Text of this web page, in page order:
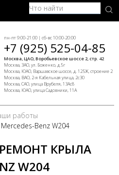
пн-пт 9:00-21:00 | сб-вс 10:00-20:00
+7 (925) 525-04-85
Москва, ЦАО, Воробьевское шоссе 2, стр. 42
Москва, ЗАО, ул. Боженко, д.5г
Москва, ЮАО, Варшавское шоссе, д. 125Ж, строение 2
Москва, ВАО, 2-я Кабельная улица, 2с30
Москва, САО, улица Врубеля, 13Ас8
Москва, ЮАО, улица Садовники, 11А
работы
Benz W204
КРЫЛА
W204